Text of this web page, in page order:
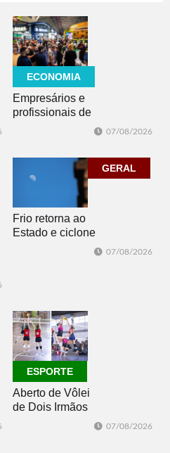
CULTURA
ECONOMIA
Empresários e
profissionais de
07/08/2026
GERAL
Frio retorna ao
Estado e ciclone
07/08/2026
ESPORTE
Aberto de Vôlei
de Dois Irmãos
07/08/2026